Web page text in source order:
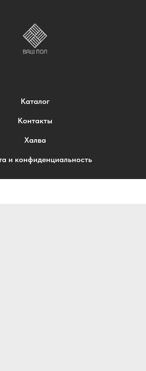
Каталог
Контакты
Халва
и конфиденциальность